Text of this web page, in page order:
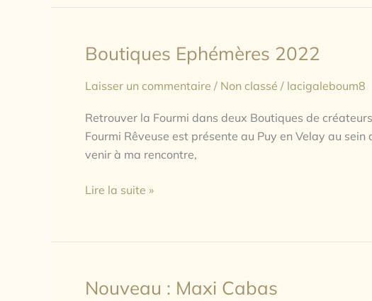
Boutiques Ephémères 2022
Laisser un commentaire / Non classé / lacigaleboum8
Retrouver la Fourmi dans deux Boutiques de
Fourmi Rêveuse est présente au Puy en Velay au
venir à ma rencontre,
Boutiques
Ephémères
2022
Lire la suite »
Nouveau : Maxi Cabas
Nouveau